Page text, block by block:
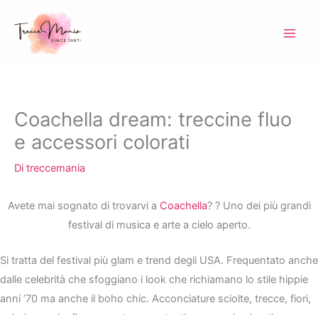
contenuto
Coachella dream: treccine fluo
e accessori colorati
Di treccemania
Avete mai sognato di trovarvi a Coachella? ? Uno dei più grandi
festival di musica e arte a cielo aperto.
Si tratta del festival più glam e trend degli USA. Frequentato anche
dalle celebrità che sfoggiano i look che richiamano lo stile hippie
anni ’70 ma anche il boho chic. Acconciature sciolte, trecce, fiori,